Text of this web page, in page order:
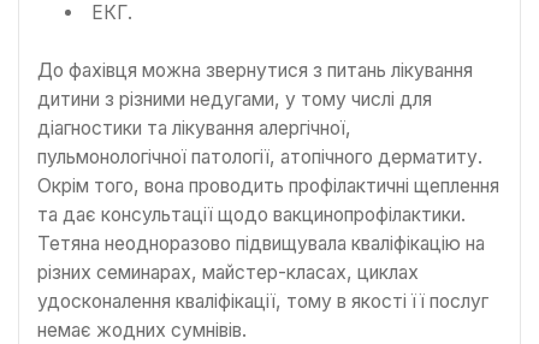
ЕКГ.
До фахівця можна звернутися з питань лікування
дитини з різними недугами, у тому числі для
діагностики та лікування алергічної,
пульмонологічної патології, атопічного дерматиту.
Окрім того, вона проводить профілактичні щеплення
та дає консультації щодо вакцинопрофілактики.
Тетяна неодноразово підвищувала кваліфікацію на
різних семинарах, майстер-класах, циклах
удосконалення кваліфікації, тому в якості її послуг
немає жодних сумнівів.